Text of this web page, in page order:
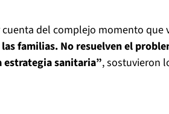
del complejo momento que
familias. No resuelven el
estrategia sanitaria”, sostuvieron